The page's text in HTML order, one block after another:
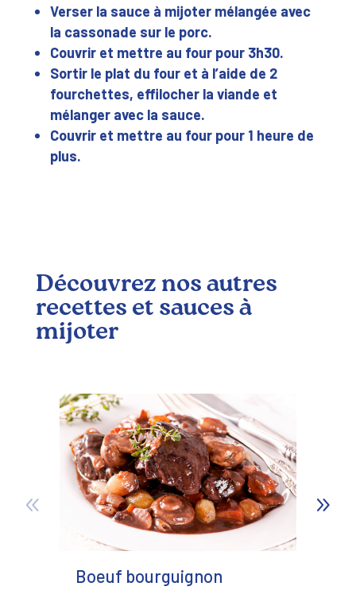
Verser la sauce à mijoter mélangée avec
la cassonade sur le porc.
Couvrir et mettre au four pour 3h30.
Sortir le plat du four et à l’aide de 2
fourchettes, effilocher la viande et
mélanger avec la sauce.
Couvrir et mettre au four pour 1 heure de
plus.
Découvrez nos autres
recettes et sauces à
mijoter
Boeuf bourguignon